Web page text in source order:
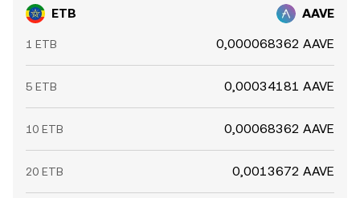
ETB AAVE
1 ETB 0,000068362 AAVE
5 ETB 0,00034181 AAVE
10 ETB 0,00068362 AAVE
20 ETB 0,0013672 AAVE